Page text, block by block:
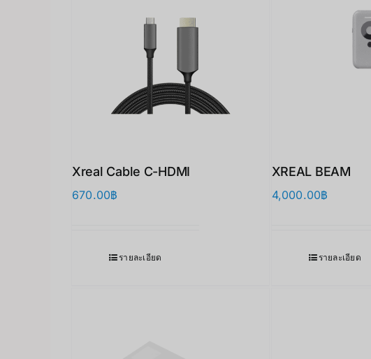
Xreal Cable C-HDMI
670.00฿
รายละเอียด
XREAL BEAM
4,000.00฿
รายละเอียด